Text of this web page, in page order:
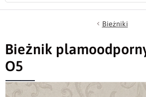
Bieżniki
Bieżnik
O5